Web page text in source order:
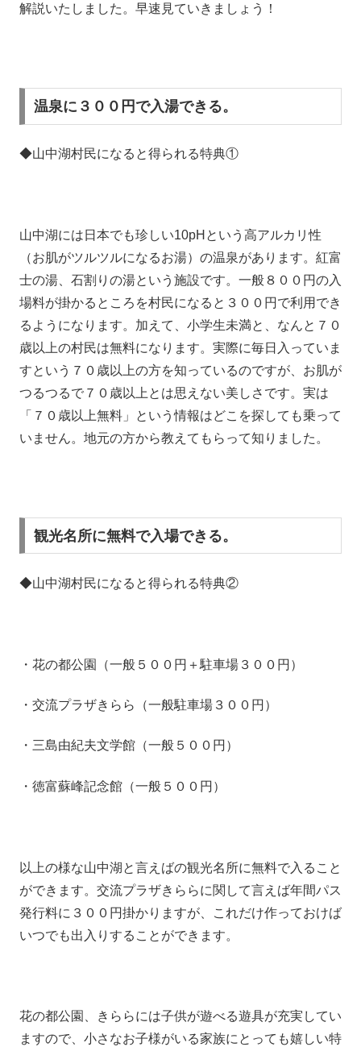
解説いたしました。早速見ていきましょう！
温泉に３００円で入湯できる。
◆山中湖村民になると得られる特典①
山中湖には日本でも珍しい10pHという高アルカリ性
（お肌がツルツルになるお湯）の温泉があります。紅富
士の湯、石割りの湯という施設です。一般８００円の入
場料が掛かるところを村民になると３００円で利用でき
るようになります。加えて、小学生未満と、なんと７０
歳以上の村民は無料になります。実際に毎日入っていま
すという７０歳以上の方を知っているのですが、お肌が
つるつるで７０歳以上とは思えない美しさです。実は
「７０歳以上無料」という情報はどこを探しても乗って
いません。地元の方から教えてもらって知りました。
観光名所に無料で入場できる。
◆山中湖村民になると得られる特典②
・花の都公園（一般５００円＋駐車場３００円）
・交流プラザきらら（一般駐車場３００円）
・三島由紀夫文学館（一般５００円）
・徳富蘇峰記念館（一般５００円）
以上の様な山中湖と言えばの観光名所に無料で入ること
ができます。交流プラザきららに関して言えば年間パス
発行料に３００円掛かりますが、これだけ作っておけば
いつでも出入りすることができます。
花の都公園、きららには子供が遊べる遊具が充実してい
ますので、小さなお子様がいる家族にとっても嬉しい特